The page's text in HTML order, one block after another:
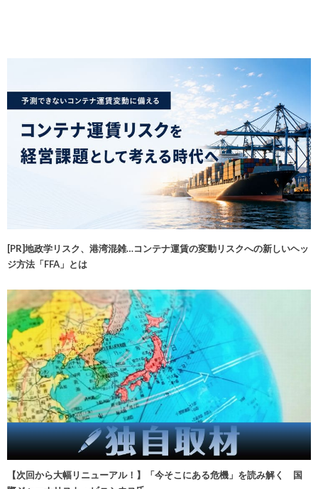
[PR]地政学リスク、港湾混雑…コンテナ運賃の変動リスクへの新しいヘッ
ジ方法「FFA」とは
【次回から大幅リニューアル！】「今そこにある危機」を読み解く 国